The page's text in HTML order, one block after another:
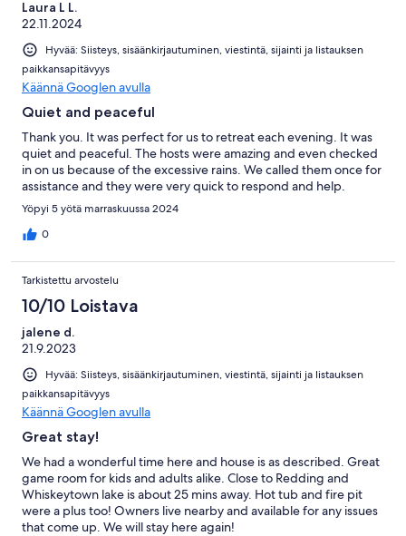
Laura L L.
22.11.2024
Hyvää: Siisteys, sisäänkirjautuminen, viestintä, sijainti ja listauksen
paikkansapitävyys
Käännä Googlen avulla
Quiet and peaceful
Thank you. It was perfect for us to retreat each evening. It was
quiet and peaceful. The hosts were amazing and even checked
in on us because of the excessive rains. We called them once for
assistance and they were very quick to respond and help.
Yöpyi 5 yötä marraskuussa 2024
0
Tarkistettu arvostelu
10/10 Loistava
jalene d.
21.9.2023
Hyvää: Siisteys, sisäänkirjautuminen, viestintä, sijainti ja listauksen
paikkansapitävyys
Käännä Googlen avulla
Great stay!
We had a wonderful time here and house is as described. Great
game room for kids and adults alike. Close to Redding and
Whiskeytown lake is about 25 mins away. Hot tub and fire pit
were a plus too! Owners live nearby and available for any issues
that come up. We will stay here again!